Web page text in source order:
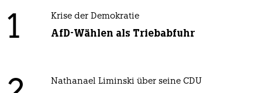
1 Krise der Demokratie
AfD-Wählen als Triebabfuhr
Nathanael Liminski über seine CDU